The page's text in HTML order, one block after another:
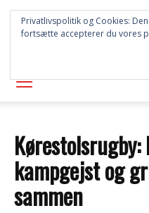
kampgejst og
sammen
Privatlivspolitik og Cookies:
fortsætte accepterer du vores